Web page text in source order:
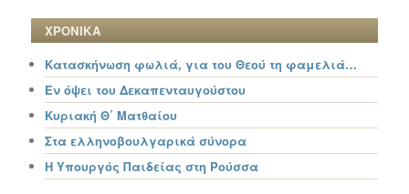
ΧΡΟΝΙΚΑ
Κατασκήνωση φωλιά, για του Θεού τη φαμελιά…
Εν όψει του Δεκαπενταυγούστου
Κυριακή Θ΄ Ματθαίου
Στα ελληνοβουλγαρικά σύνορα
Η Υπουργός Παιδείας στη Ρούσσα